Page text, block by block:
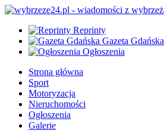
Reprinty
Gazeta Gdańska
Ogłoszenia
Strona główna
Sport
Motoryzacja
Nieruchomości
Ogłoszenia
Galerie